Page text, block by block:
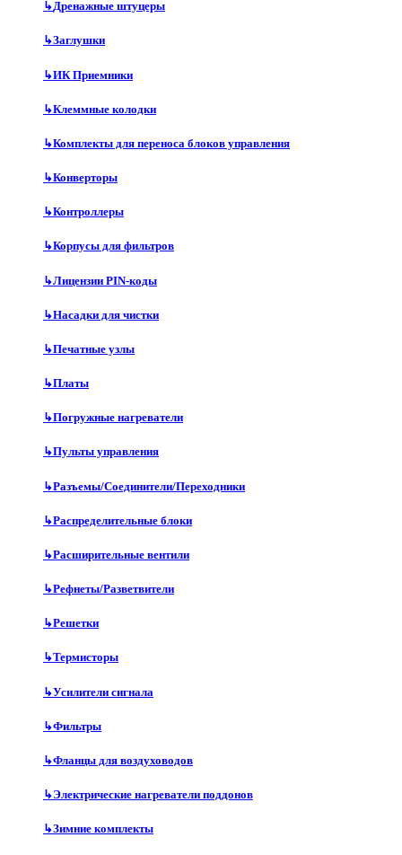
↳Дренажные штуцеры
↳Заглушки
↳ИК Приемники
↳Клеммные колодки
↳Комплекты для переноса блоков управления
↳Конверторы
↳Контроллеры
↳Корпусы для фильтров
↳Лицензии PIN-коды
↳Насадки для чистки
↳Печатные узлы
↳Платы
↳Погружные нагреватели
↳Пульты управления
↳Разъемы/Соединители/Переходники
↳Распределительные блоки
↳Расширительные вентили
↳Рефнеты/Разветвители
↳Решетки
↳Термисторы
↳Усилители сигнала
↳Фильтры
↳Фланцы для воздуховодов
↳Электрические нагреватели поддонов
↳Зимние комплекты